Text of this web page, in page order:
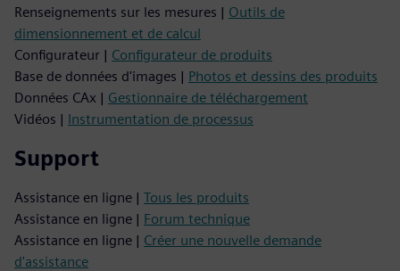
Renseignements sur les mesures | Outils de
dimensionnement et de calcul
Configurateur | Configurateur de produits
Base de données d'images | Photos et dessins des produits
Données CAx | Gestionnaire de téléchargement
Vidéos | Instrumentation de processus
Support
Assistance en ligne | Tous les produits
Assistance en ligne | Forum technique
Assistance en ligne | Créer une nouvelle demande
d'assistance